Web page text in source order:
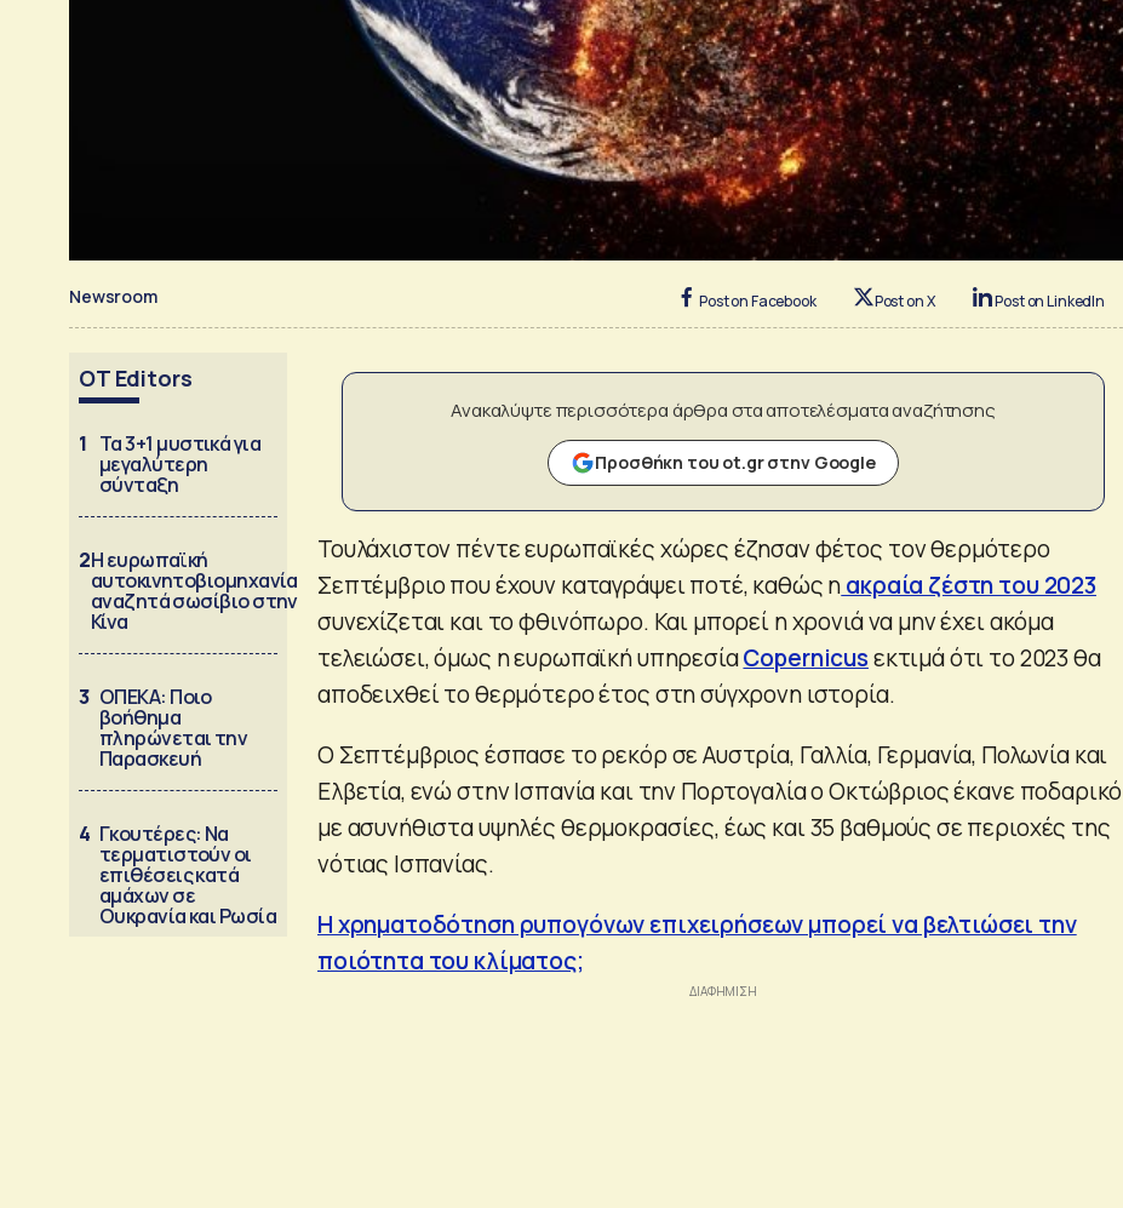
Newsroom Post on Facebook Post on X Post on LinkedIn
OT Editors
1 Τα 3+1 μυστικά για
μεγαλύτερη
σύνταξη
2Η ευρωπαϊκή
αυτοκινητοβιομηχανία
αναζητά σωσίβιο στην
Κίνα
3 ΟΠΕΚΑ: Ποιο
βοήθημα
πληρώνεται την
Παρασκευή
4 Γκουτέρες: Να
τερματιστούν οι
επιθέσεις κατά
αμάχων σε
Ουκρανία και Ρωσία
Ανακαλύψτε περισσότερα άρθρα στα αποτελέσματα αναζήτησης
Προσθήκη του ot.gr στην Google
Τουλάχιστον πέντε ευρωπαϊκές χώρες έζησαν φέτος τον θερμότερο
Σεπτέμβριο που έχουν καταγράψει ποτέ, καθώς ηακραία ζέστη του 2023
συνεχίζεται και το φθινόπωρο. Και μπορεί η χρονιά να μην έχει ακόμα
τελειώσει, όμως η ευρωπαϊκή υπηρεσίαCopernicusεκτιμά ότι το 2023 θα
αποδειχθεί το θερμότερο έτος στη σύγχρονη ιστορία.
Ο Σεπτέμβριος έσπασε το ρεκόρ σε Αυστρία, Γαλλία, Γερμανία, Πολωνία και
Ελβετία, ενώ στην Ισπανία και την Πορτογαλία ο Οκτώβριος έκανε ποδαρικό
με ασυνήθιστα υψηλές θερμοκρασίες, έως και 35 βαθμούς σε περιοχές της
νότιας Ισπανίας.
Η χρηματοδότηση ρυπογόνων επιχειρήσεων μπορεί να βελτιώσει την
ποιότητα του κλίματος;